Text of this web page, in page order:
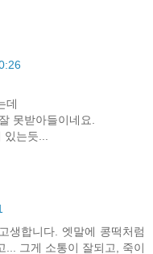
데
못받아들이네요.
는듯...
생합니다. 엣말에 콩떡처럼
... 그게 소통이 잘되고, 죽이